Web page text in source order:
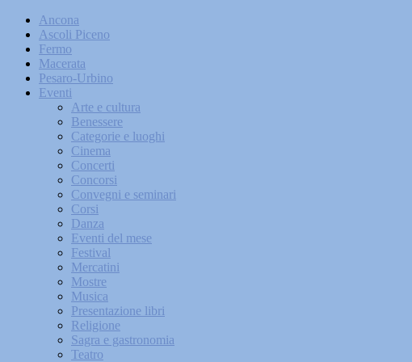
Ancona
Ascoli Piceno
Fermo
Macerata
Pesaro-Urbino
Eventi
Arte e cultura
Benessere
Categorie e luoghi
Cinema
Concerti
Concorsi
Convegni e seminari
Corsi
Danza
Eventi del mese
Festival
Mercatini
Mostre
Musica
Presentazione libri
Religione
Sagra e gastronomia
Teatro